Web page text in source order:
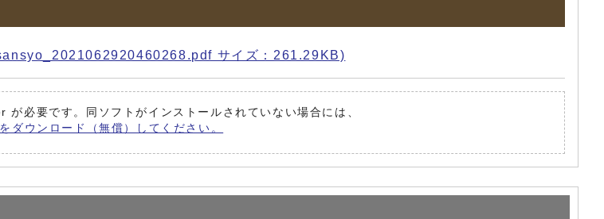
サイズ：261.29KB)
必要です。同ソフトがインストールされていない場合には、
ウンロード（無償）してください。